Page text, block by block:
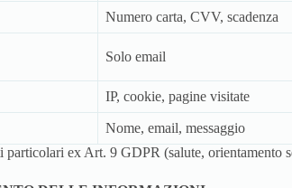
Numero carta, CVV, scadenza
Solo email
IP, cookie, pagine visitate
Nome, email, messaggio
ex Art. 9 GDPR (salute, orientamento